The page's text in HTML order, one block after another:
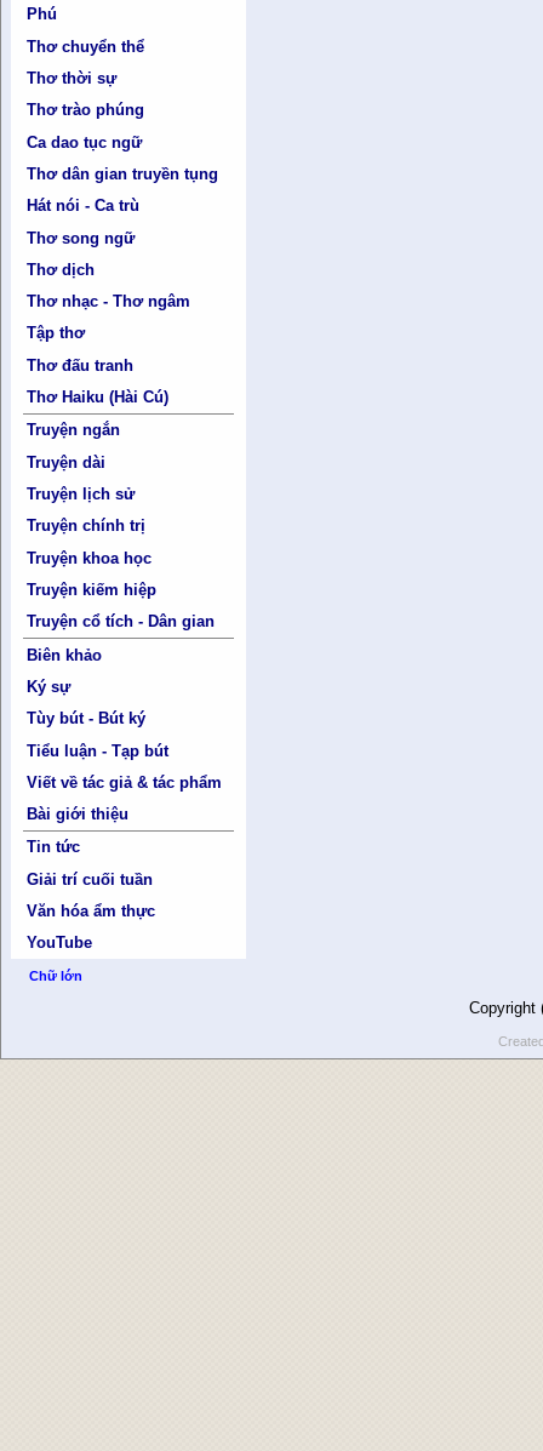
Phú
Thơ chuyển thể
Thơ thời sự
Thơ trào phúng
Ca dao tục ngữ
Thơ dân gian truyền tụng
Hát nói - Ca trù
Thơ song ngữ
Thơ dịch
Thơ nhạc - Thơ ngâm
Tập thơ
Thơ đấu tranh
Thơ Haiku (Hài Cú)
Truyện ngắn
Truyện dài
Truyện lịch sử
Truyện chính trị
Truyện khoa học
Truyện kiếm hiệp
Truyện cổ tích - Dân gian
Biên khảo
Ký sự
Tùy bút - Bút ký
Tiểu luận - Tạp bút
Viết về tác giả & tác phẩm
Bài giới thiệu
Tin tức
Giải trí cuối tuần
Văn hóa ẩm thực
YouTube
Chữ lớn
Copyright